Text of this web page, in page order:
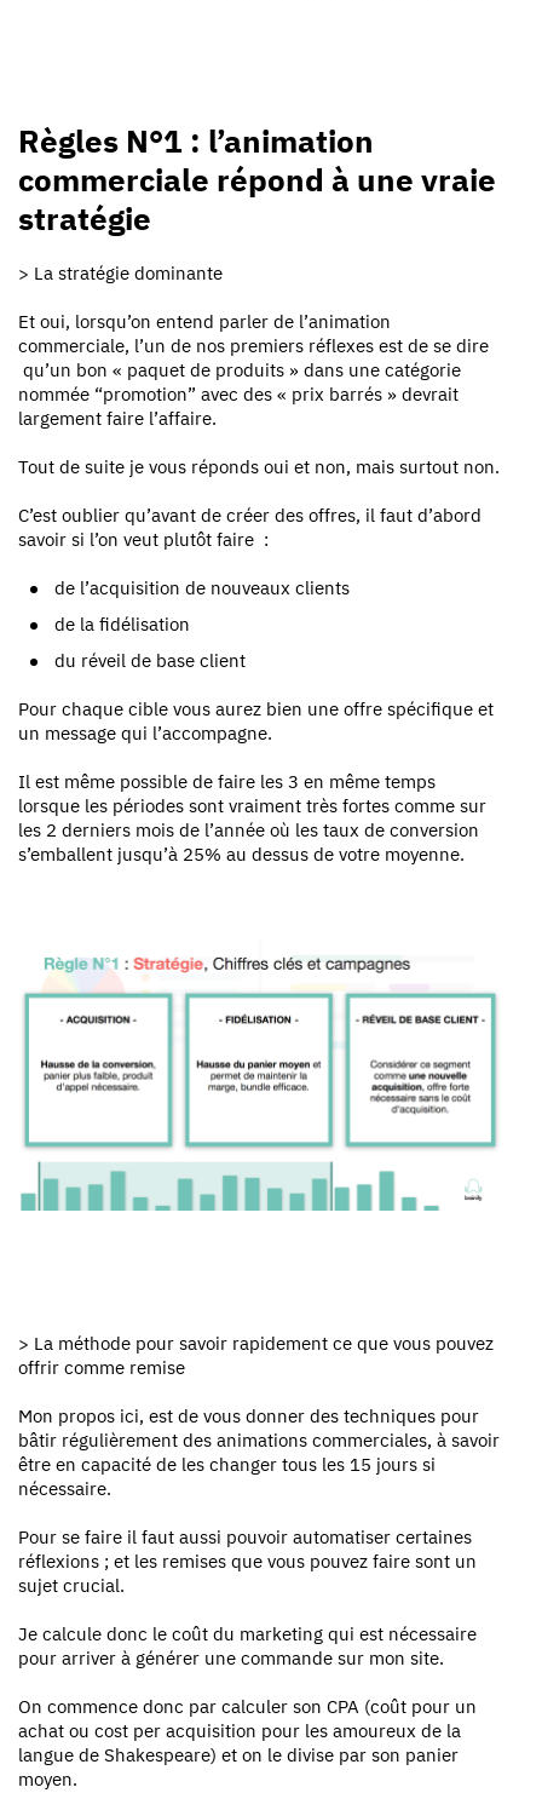
Règles N°1 : l’animation
commerciale répond à une vraie
stratégie
> La stratégie dominante
Et oui, lorsqu’on entend parler de l’animation
commerciale, l’un de nos premiers réflexes est de se dire
qu’un bon « paquet de produits » dans une catégorie
nommée “promotion” avec des « prix barrés » devrait
largement faire l’affaire.
Tout de suite je vous réponds oui et non, mais surtout non.
C’est oublier qu’avant de créer des offres, il faut d’abord
savoir si l’on veut plutôt faire :
de l’acquisition de nouveaux clients
de la fidélisation
du réveil de base client
Pour chaque cible vous aurez bien une offre spécifique et
un message qui l’accompagne.
Il est même possible de faire les 3 en même temps
lorsque les périodes sont vraiment très fortes comme sur
les 2 derniers mois de l’année où les taux de conversion
s’emballent jusqu’à 25% au dessus de votre moyenne.
> La méthode pour savoir rapidement ce que vous pouvez
offrir comme remise
Mon propos ici, est de vous donner des techniques pour
bâtir régulièrement des animations commerciales, à savoir
être en capacité de les changer tous les 15 jours si
nécessaire.
Pour se faire il faut aussi pouvoir automatiser certaines
réflexions ; et les remises que vous pouvez faire sont un
sujet crucial.
Je calcule donc le coût du marketing qui est nécessaire
pour arriver à générer une commande sur mon site.
On commence donc par calculer son CPA (coût pour un
achat ou cost per acquisition pour les amoureux de la
langue de Shakespeare) et on le divise par son panier
moyen.